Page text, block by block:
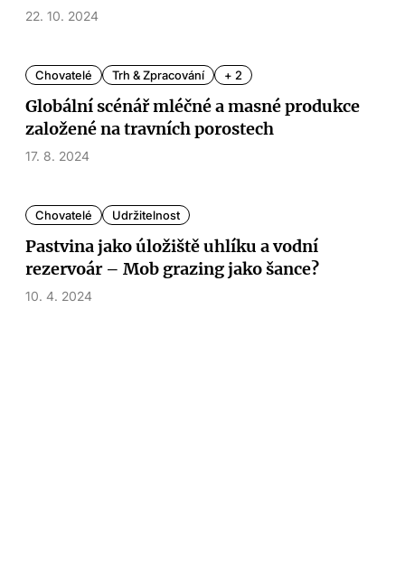
22. 10. 2024
Chovatelé Trh & Zpracování + 2
Globální scénář mléčné a masné produkce
založené na travních porostech
17. 8. 2024
Chovatelé Udržitelnost
Pastvina jako úložiště uhlíku a vodní
rezervoár – Mob grazing jako šance?
10. 4. 2024